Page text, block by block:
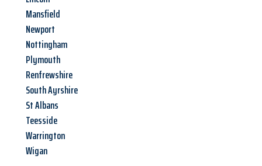
Mansfield
Newport
Nottingham
Plymouth
Renfrewshire
South Ayrshire
St Albans
Teesside
Warrington
Wigan